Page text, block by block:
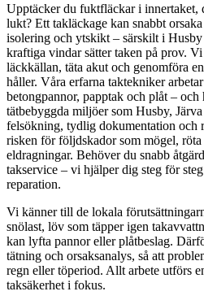
Upptäcker du fuktfläckar i innertaket,
lukt? Ett takläckage kan snabbt
isolering och ytskikt – särskilt i Husby
kraftiga vindar sätter taken på prov.
läckkällan, täta akut och genomföra
håller. Våra erfarna taktekniker
betongpannor, papptak och plåt –
tätbebyggda miljöer som Husby,
felsökning, tydlig dokumentation och
risken för följdskador som mögel,
eldragningar. Behöver du snabb
takservice – vi hjälper dig steg för
reparation.
Vi känner till de lokala
snölast, löv som täpper igen
kan lyfta pannor eller plåtbeslag.
tätning och orsaksanalys, så att
regn eller töperiod. Allt arbete utförs
taksäkerhet i fokus.